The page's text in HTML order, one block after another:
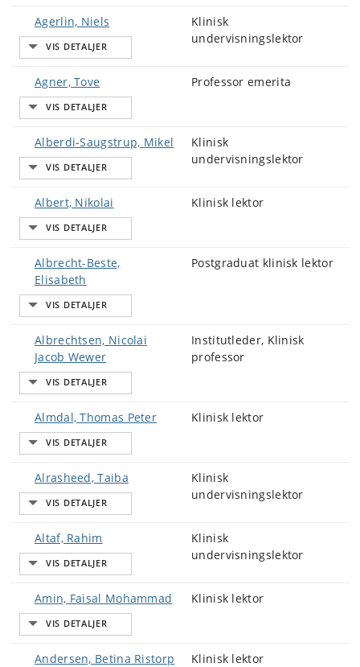
Agerlin, Niels
Klinisk
undervisningslektor
Agner, Tove Professor emerita
Alberdi-Saugstrup, Mikel
Klinisk
undervisningslektor
Albert, Nikolai Klinisk lektor
Albrecht-Beste,
Elisabeth
Postgraduat klinisk lektor
Albrechtsen, Nicolai
Jacob Wewer
Institutleder, Klinisk
professor
Almdal, Thomas Peter Klinisk lektor
Alrasheed, Taiba
Klinisk
undervisningslektor
Altaf, Rahim
Klinisk
undervisningslektor
Amin, Faisal Mohammad Klinisk lektor
Andersen, Betina Ristorp Klinisk lektor